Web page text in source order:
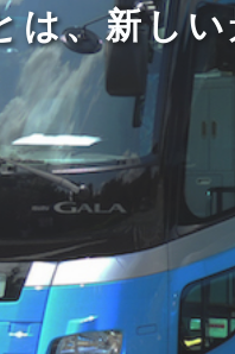
は、新しい
広げるも
れた大人
をするのは